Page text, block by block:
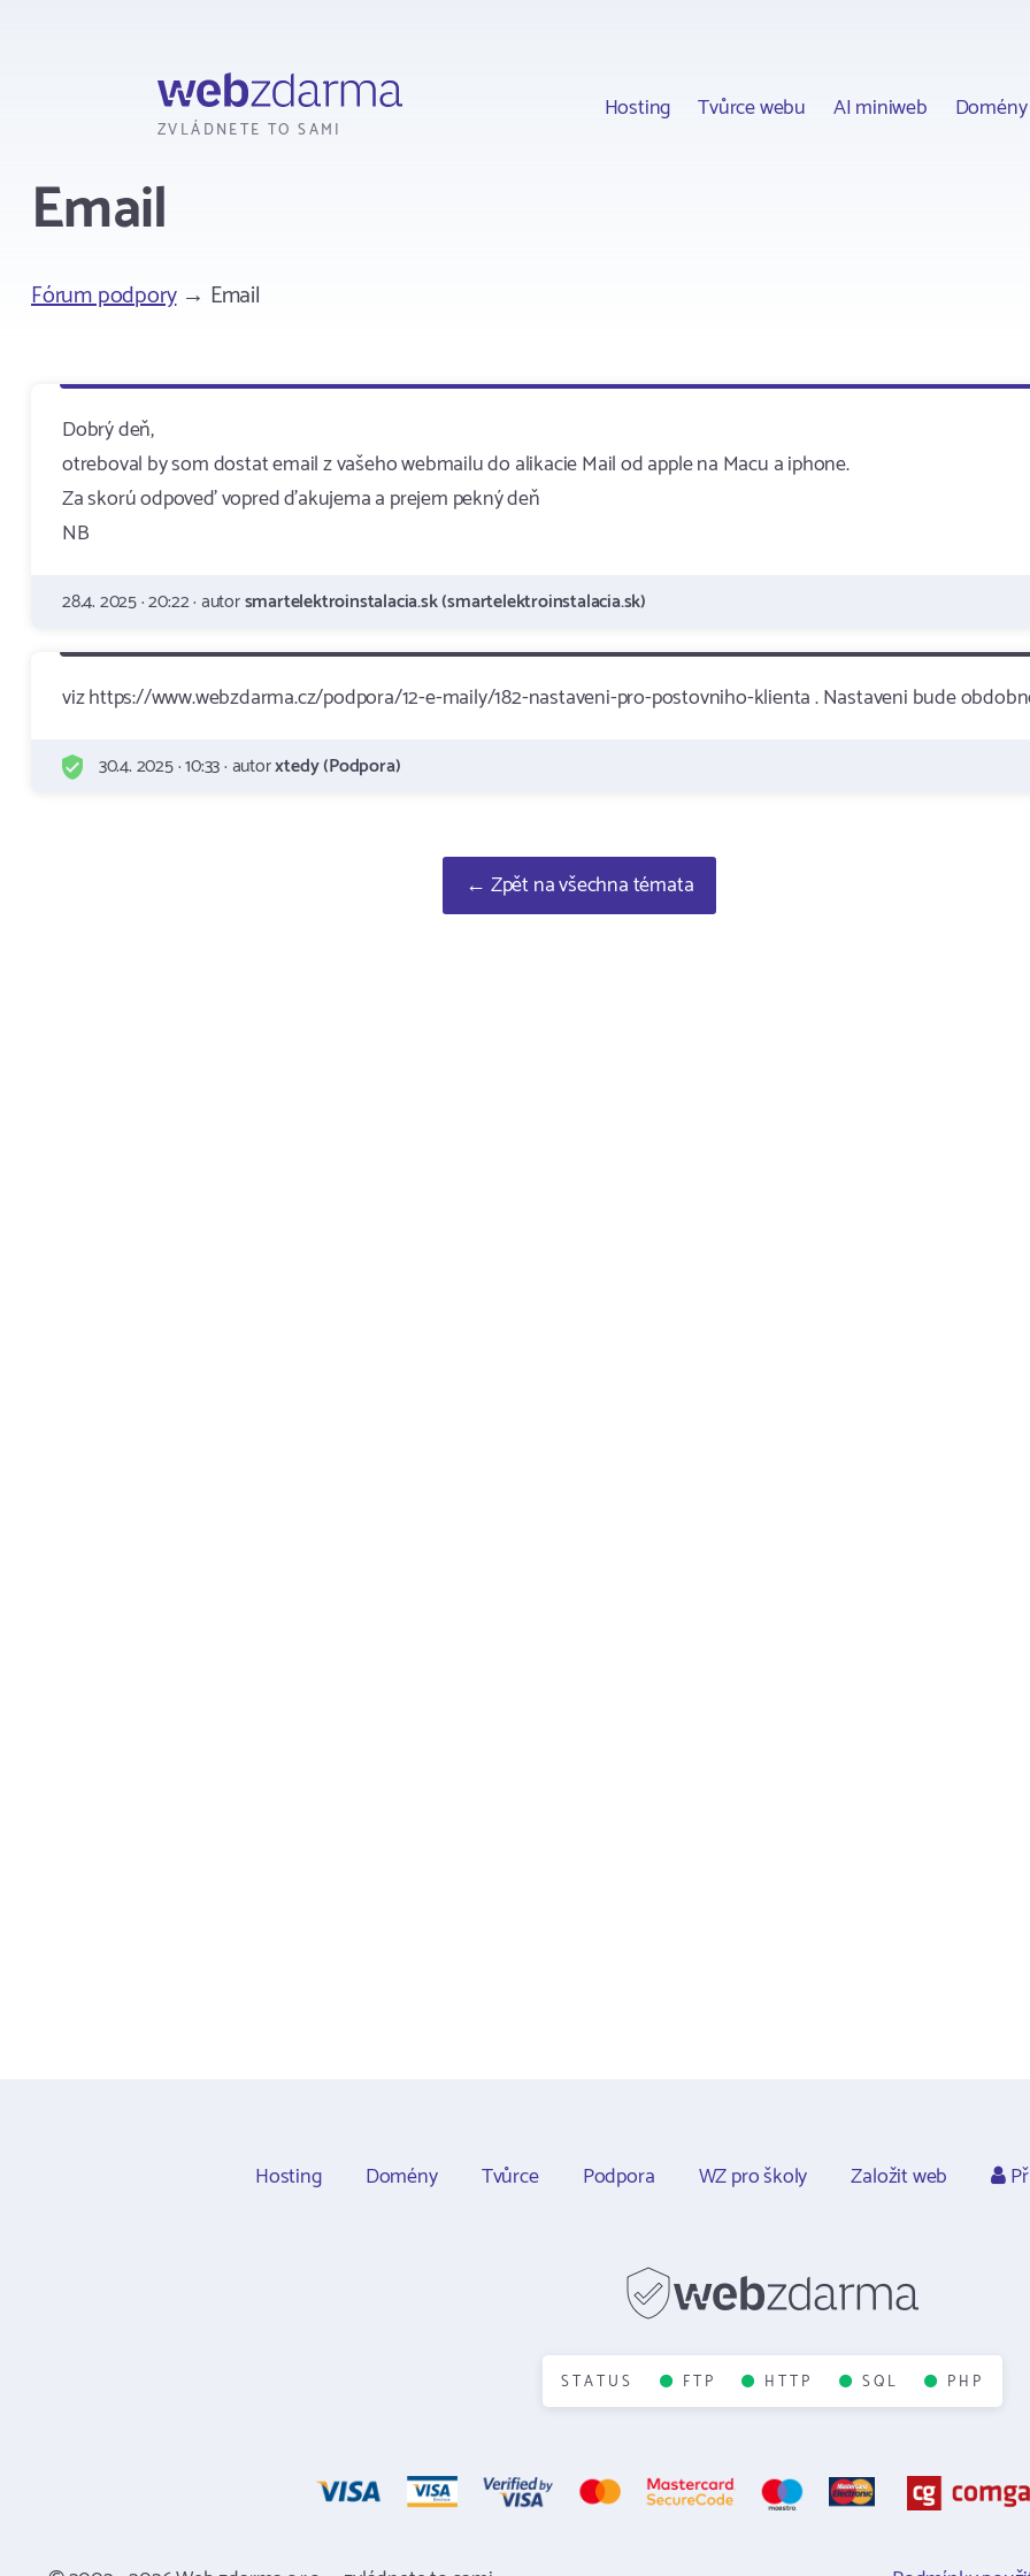
ZVLÁDNETE TO SAMI
Hosting Tvůrce webu AI miniweb Domény
Email
Fórum podpory→ Email
Dobrý deň,
otreboval by som dostat email z vašeho webmailu do alikacie Mail od apple na Macu a iphone.
Za skorú odpoveď vopred ďakujema a prejem pekný deň
NB
28.4. 2025 · 20:22 · autorsmartelektroinstalacia.sk (smartelektroinstalacia.sk)
viz https://www.webzdarma.cz/podpora/12-e-maily/182-nastaveni-pro-postovniho-klienta . Nastaveni bude
30.4. 2025 · 10:33 · autorxtedy (Podpora)
← Zpět na všechna témata
Hosting Domény Tvůrce Podpora WZ pro školy Založit web
STATUS FTP HTTP SQL PHP